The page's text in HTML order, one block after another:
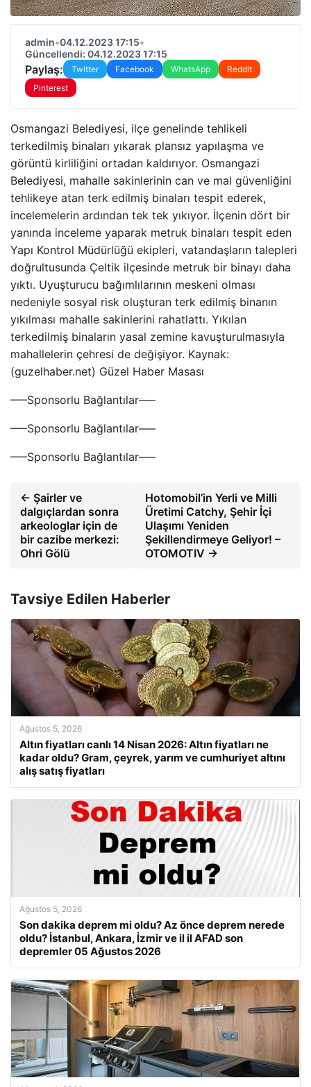
admin•04.12.2023 17:15•
Güncellendi: 04.12.2023 17:15
Paylaş: Twitter Facebook WhatsApp
Reddit
Pinterest
Osmangazi Belediyesi, ilçe genelinde tehlikeli
terkedilmiş binaları yıkarak plansız yapılaşma ve
görüntü kirliliğini ortadan kaldırıyor. Osmangazi
Belediyesi, mahalle sakinlerinin can ve mal güvenliğini
tehlikeye atan terk edilmiş binaları tespit ederek,
incelemelerin ardından tek tek yıkıyor. İlçenin dört bir
yanında inceleme yaparak metruk binaları tespit eden
Yapı Kontrol Müdürlüğü ekipleri, vatandaşların talepleri
doğrultusunda Çeltik ilçesinde metruk bir binayı daha
yıktı. Uyuşturucu bağımlılarının meskeni olması
nedeniyle sosyal risk oluşturan terk edilmiş binanın
yıkılması mahalle sakinlerini rahatlattı. Yıkılan
terkedilmiş binaların yasal zemine kavuşturulmasıyla
mahallelerin çehresi de değişiyor. Kaynak:
(guzelhaber.net) Güzel Haber Masası
—–Sponsorlu Bağlantılar—–
—–Sponsorlu Bağlantılar—–
—–Sponsorlu Bağlantılar—–
← Şairler ve
dalgıçlardan sonra
arkeologlar için de
bir cazibe merkezi:
Ohri Gölü
Hotomobil’in Yerli ve Milli
Üretimi Catchy, Şehir İçi
Ulaşımı Yeniden
Şekillendirmeye Geliyor! –
OTOMOTIV →
Tavsiye Edilen Haberler
Ağustos 5, 2026
Altın fiyatları canlı 14 Nisan 2026: Altın fiyatları ne
kadar oldu? Gram, çeyrek, yarım ve cumhuriyet altını
alış satış fiyatları
Ağustos 5, 2026
Son dakika deprem mi oldu? Az önce deprem nerede
oldu? İstanbul, Ankara, İzmir ve il il AFAD son
depremler 05 Ağustos 2026